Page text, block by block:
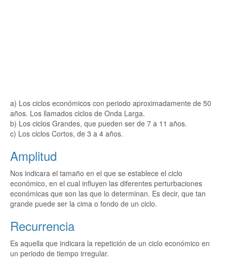
a) Los ciclos económicos con periodo aproximadamente de 50
años. Los llamados ciclos de Onda Larga.
b) Los ciclos Grandes, que pueden ser de 7 a 11 años.
c) Los ciclos Cortos, de 3 a 4 años.
Amplitud
Nos indicara el tamaño en el que se establece el ciclo
económico, en el cual influyen las diferentes perturbaciones
económicas que son las que lo determinan. Es decir, que tan
grande puede ser la cima o fondo de un ciclo.
Recurrencia
Es aquella que indicara la repetición de un ciclo económico en
un periodo de tiempo irregular.